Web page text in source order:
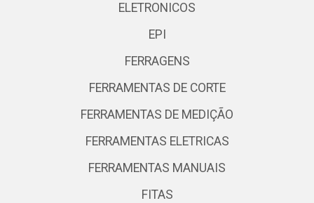
ELETRONICOS
EPI
FERRAGENS
FERRAMENTAS DE CORTE
FERRAMENTAS DE MEDIÇÃO
FERRAMENTAS ELETRICAS
FERRAMENTAS MANUAIS
FITAS